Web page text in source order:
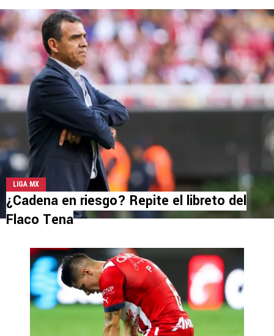
LIGA MX
¿Cadena en riesgo? Repite el libreto del
Flaco Tena